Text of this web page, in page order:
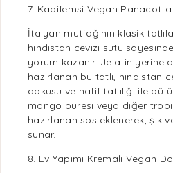
7. Kadifemsi Vegan
İtalyan mutfağının klasik
hindistan cevizi sütü
yorum kazanır. Jelatin yerine
hazırlanan bu tatlı, hindistan
dokusu ve hafif tatlılığı ile
mango püresi veya diğer
hazırlanan sos eklenerek, şık
sunar.
8. Ev Yapımı Kremalı Vegan